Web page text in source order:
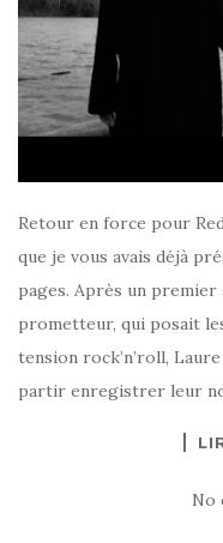
Retour en force pour
que je vous avais déjà
pages. Après un premier
prometteur, qui posait
tension rock’n’roll,
partir enregistrer leur
No